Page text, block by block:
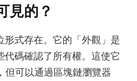
見的？
式存在。它的「外觀」是
碼確認了所有權。這使它
但可以通過區塊鏈瀏覽器